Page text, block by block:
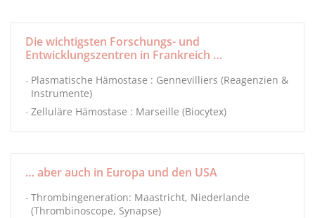
Die wichtigsten Forschungs- und
Entwicklungszentren in Frankreich …
Plasmatische Hämostase : Gennevilliers (Reagenzien &
Instrumente)
Zelluläre Hämostase : Marseille (Biocytex)
… aber auch in Europa und den USA
Thrombingeneration: Maastricht, Niederlande
(Thrombinoscope, Synapse)